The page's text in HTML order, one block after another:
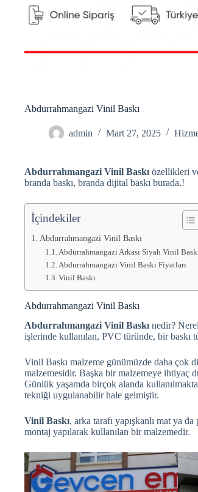
Abdurrahmangazi Vinil Baskı
admin Mart 27, 2025
Abdurrahmangazi Vinil Baskı özellikleri
branda baskı, branda dijital baskı burada.!
İçindekiler
Abdurrahmangazi Vinil Baskı
Abdurrahmangazi Arkası Siyah Vinil
Abdurrahmangazi Vinil Baskı Fiyatları
Vinil Baskı
Abdurrahmangazi Vinil Baskı
Abdurrahmangazi Vinil Baskı nedir?
işlerinde kullanılan, PVC türünde, bir baskı
Vinil Baskı malzeme günümüzde daha çok
malzemesidir. Başka bir malzemeye ihtiyaç
Günlük yaşamda birçok alanda
tekniği uygulanabilir hale gelmiştir.
Vinil Baskı, arka tarafı yapışkanlı mat ya
montaj yapılarak kullanılan bir malzemedir.